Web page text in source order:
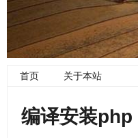
首页 关于本站
编译安装